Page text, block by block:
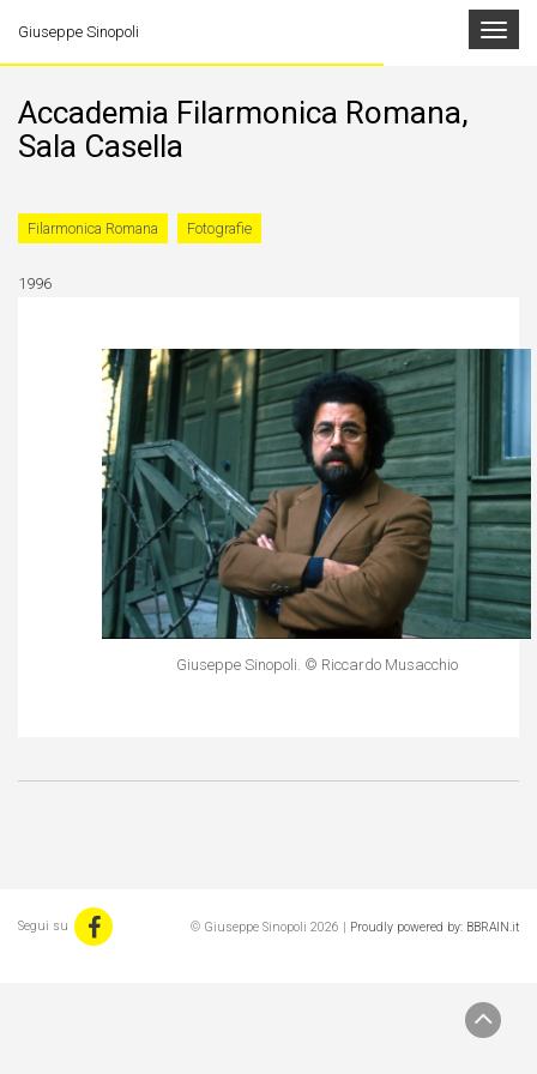
Toggle
Giuseppe Sinopoli
Accademia Filarmonica Romana,
Sala Casella
Filarmonica Romana Fotografie
1996
Giuseppe Sinopoli. © Riccardo Musacchio
Segui su © Giuseppe Sinopoli 2026 | Proudly powered by: BBRAIN.it